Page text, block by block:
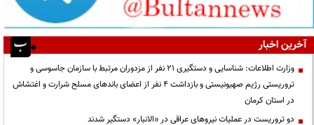
آخرین اخبار
وزارت اطلاعات: شناسایی و دستگیری ۲۱ نفر از مزدوران مرتبط با سازمان جاسوسی و
تروریستی رژیم صهیونیستی و بازداشت ۴ نفر از اعضای باندهای مسلح شرارت و اغتشاش
در استان کرمان
دو تروریست در عملیات نیروهای عراقی در «الانبار» دستگیر شدند